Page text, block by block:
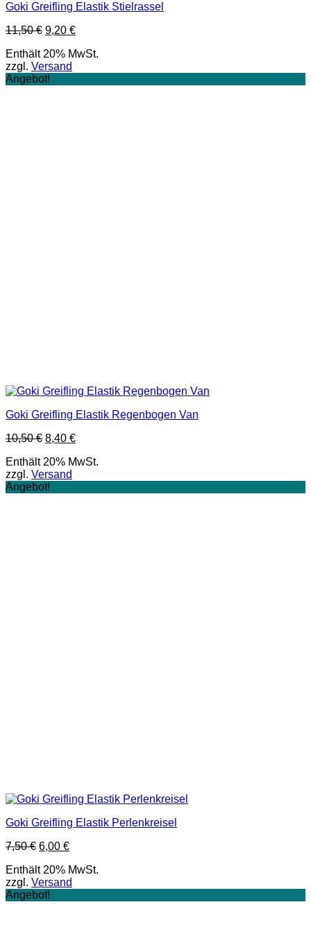
Goki Greifling Elastik Stielrassel
11,50€ Ursprünglicher
war:
11,50 €
9,20 €Aktueller
ist:
Enthält 20% MwSt.
zzgl. Versand
Angebot!
Goki Greifling Elastik Regenbogen Van
10,50€ Ursprünglicher
war:
10,50 €
8,40 €Aktueller
ist:
Enthält 20% MwSt.
zzgl. Versand
Angebot!
Goki Greifling Elastik Perlenkreisel
7,50€ Ursprünglicher
war:
7,50 €
6,00 €Aktueller
ist:
6,00 €.
Enthält 20% MwSt.
zzgl. Versand
Angebot!